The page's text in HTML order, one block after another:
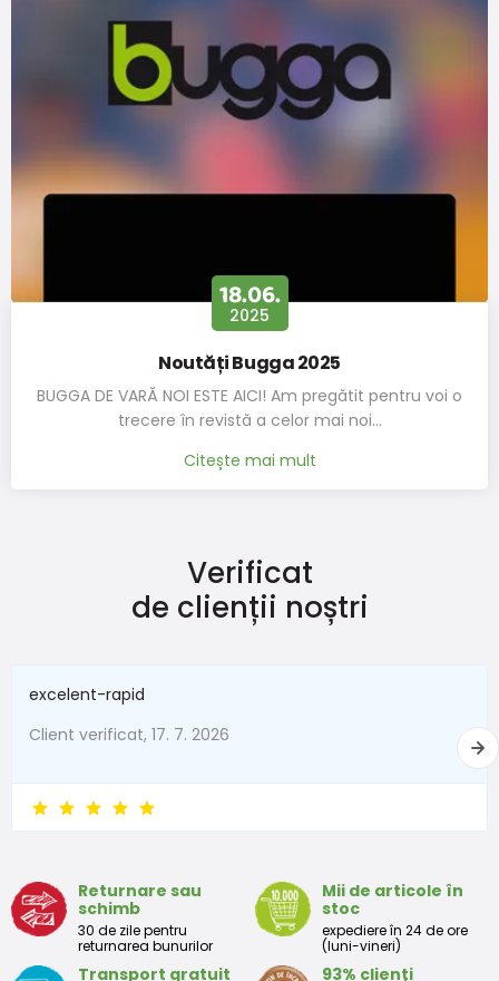
18.06.
2025
Noutăți Bugga 2025
BUGGA DE VARĂ NOI ESTE AICI! Am pregătit pentru voi o
trecere în revistă a celor mai noi…
Citește mai mult
Verificat
de clienții noștri
excelent-rapid
Client verificat, 17. 7. 2026
Returnare sau
schimb
30 de zile pentru
returnarea bunurilor
Mii de articole în
stoc
expediere în 24 de ore
(luni-vineri)
Transport gratuit
93% clienți